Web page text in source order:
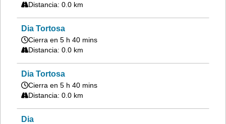
Distancia: 0.0 km
Dia Tortosa
Cierra en 5 h 40 mins
Distancia: 0.0 km
Dia Tortosa
Cierra en 5 h 40 mins
Distancia: 0.0 km
Dia